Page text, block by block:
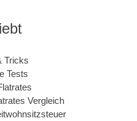
Tricks
Tests
Vergleich